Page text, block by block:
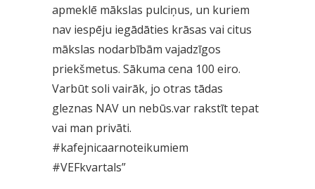
apmeklē mākslas pulciņus, un kuriem
nav iespēju iegādāties krāsas vai citus
mākslas nodarbībām vajadzīgos
priekšmetus. Sākuma cena 100 eiro.
Varbūt soli vairāk, jo otras tādas
gleznas NAV un nebūs.var rakstīt tepat
vai man privāti.
#kafejnicaarnoteikumiem
#VEFkvartals”